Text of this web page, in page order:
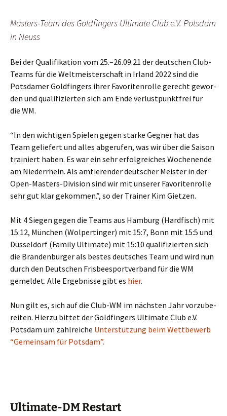
Mas­ters-Team des Gold­fin­gers Ulti­ma­te Club e.V. Pots­dam
in Neuss
Bei der Qua­li­fi­ka­ti­on vom 25.–26.09.21 der deut­schen Club-
Teams für die Welt­meis­ter­schaft in Irland 2022 sind die
Pots­da­mer Gold­fin­gers ihrer Favo­ri­ten­rol­le gerecht gewor­
den und qua­li­fi­zier­ten sich am Ende ver­lust­punkt­frei für
die WM.
“In den wich­ti­gen Spie­len gegen star­ke Geg­ner hat das
Team gelie­fert und alles abge­ru­fen, was wir über die Sai­son
trai­niert haben. Es war ein sehr erfolg­rei­ches Wochen­en­de
am Nie­der­rhein. Als amtie­ren­der deut­scher Meis­ter in der
Open-Mas­ters-Divi­si­on sind wir mit unse­rer Favo­ri­ten­rol­le
sehr gut klar gekom­men.”, so der Trai­ner Kim Gietzen.
Mit 4 Sie­gen gegen die Teams aus Ham­burg (Hard­fisch) mit
15:12, Mün­chen (Wol­per­tin­ger) mit 15:7, Bonn mit 15:5 und
Düs­sel­dorf (Fami­ly Ulti­ma­te) mit 15:10 qua­li­fi­zier­ten sich
die Bran­den­bur­ger als bes­tes deut­sches Team und wird nun
durch den Deut­schen Fris­bee­s­port­ver­band für die WM
gemel­det. Alle Ergeb­nis­se gibt es hier.
Nun gilt es, sich auf die Club-WM im nächs­ten Jahr vor­zu­be­
rei­ten. Hier­zu bit­tet der Gold­fin­gers Ulti­ma­te Club e.V.
Pots­dam um zahl­rei­che Unter­stüt­zung beim Wett­be­werb
“Gemein­sam für Potsdam”.
Ultimate-DM Restart